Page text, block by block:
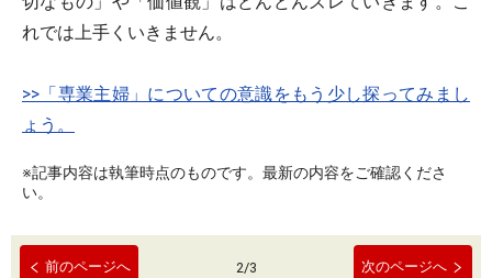
れでは上手くいきません。
>>「専業主婦」についての意識をもう少し探ってみまし
ょう。
※記事内容は執筆時点のものです。最新の内容をご確認くださ
い。
前のページへ 2/3 次のページへ